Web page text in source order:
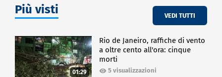
Più visti VEDI TUTTI
01:29
Rio de Janeiro, raffiche di vento
a oltre cento all'ora: cinque
morti
5 visualizzazioni